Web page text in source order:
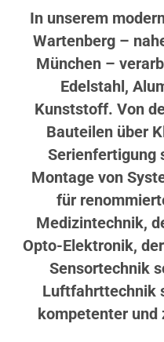
In unserem
Wartenberg –
München –
Edelstahl,
Kunststoff. Von
Bauteilen über
Serienfertigung
Montage von
für
Medizintechnik,
Opto-Elektronik,
Sensortechnik
Luftfahrttechnik
kompetenter und